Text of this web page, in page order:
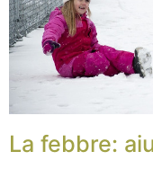
La febbre: